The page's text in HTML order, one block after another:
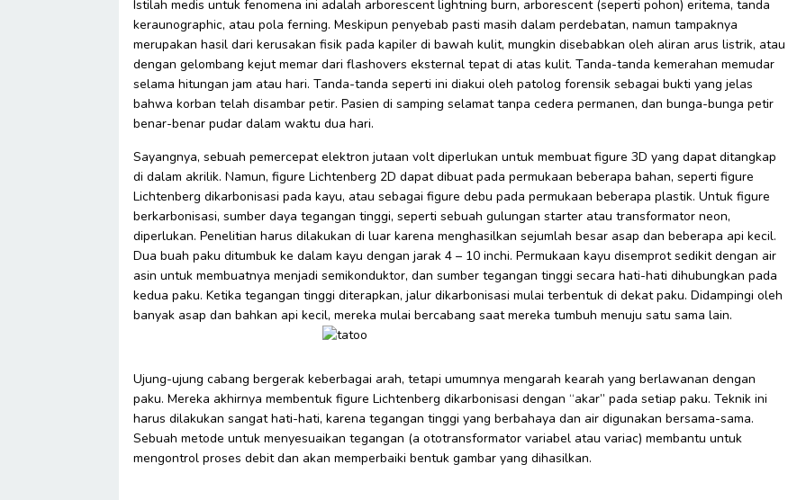
Istilah medis untuk fenomena ini adalah arborescent lightning burn, arborescent (seperti pohon) eritema, tanda
keraunographic, atau pola ferning. Meskipun penyebab pasti masih dalam perdebatan, namun tampaknya
merupakan hasil dari kerusakan fisik pada kapiler di bawah kulit, mungkin disebabkan oleh aliran arus listrik, atau
dengan gelombang kejut memar dari flashovers eksternal tepat di atas kulit. Tanda-tanda kemerahan memudar
selama hitungan jam atau hari. Tanda-tanda seperti ini diakui oleh patolog forensik sebagai bukti yang jelas
bahwa korban telah disambar petir. Pasien di samping selamat tanpa cedera permanen, dan bunga-bunga petir
benar-benar pudar dalam waktu dua hari.
Sayangnya, sebuah pemercepat elektron jutaan volt diperlukan untuk membuat figure 3D yang dapat ditangkap
di dalam akrilik. Namun, figure Lichtenberg 2D dapat dibuat pada permukaan beberapa bahan, seperti figure
Lichtenberg dikarbonisasi pada kayu, atau sebagai figure debu pada permukaan beberapa plastik. Untuk figure
berkarbonisasi, sumber daya tegangan tinggi, seperti sebuah gulungan starter atau transformator neon,
diperlukan. Penelitian harus dilakukan di luar karena menghasilkan sejumlah besar asap dan beberapa api kecil.
Dua buah paku ditumbuk ke dalam kayu dengan jarak 4 – 10 inchi. Permukaan kayu disemprot sedikit dengan air
asin untuk membuatnya menjadi semikonduktor, dan sumber tegangan tinggi secara hati-hati dihubungkan pada
kedua paku. Ketika tegangan tinggi diterapkan, jalur dikarbonisasi mulai terbentuk di dekat paku. Didampingi oleh
banyak asap dan bahkan api kecil, mereka mulai bercabang saat mereka tumbuh menuju satu sama lain.
Ujung-ujung cabang bergerak keberbagai arah, tetapi umumnya mengarah kearah yang berlawanan dengan
paku. Mereka akhirnya membentuk figure Lichtenberg dikarbonisasi dengan “akar” pada setiap paku. Teknik ini
harus dilakukan sangat hati-hati, karena tegangan tinggi yang berbahaya dan air digunakan bersama-sama.
Sebuah metode untuk menyesuaikan tegangan (a ototransformator variabel atau variac) membantu untuk
mengontrol proses debit dan akan memperbaiki bentuk gambar yang dihasilkan.